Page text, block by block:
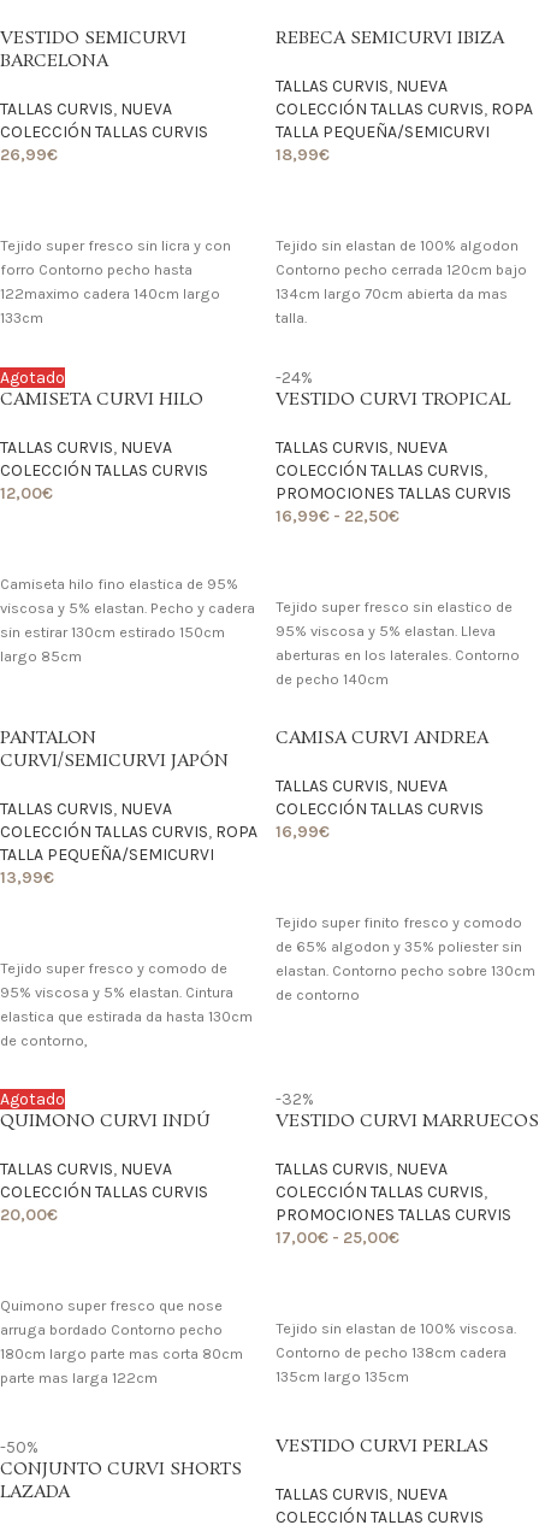
VESTIDO SEMICURVI
BARCELONA
TALLAS CURVIS, NUEVA
COLECCIÓN TALLAS CURVIS
26,99€
Tejido super fresco sin licra y con
forro Contorno pecho hasta
122maximo cadera 140cm largo
133cm
REBECA SEMICURVI IBIZA
TALLAS CURVIS, NUEVA
COLECCIÓN TALLAS CURVIS, ROPA
TALLA PEQUEÑA/SEMICURVI
18,99€
Tejido sin elastan de 100% algodon
Contorno pecho cerrada 120cm bajo
134cm largo 70cm abierta da mas
talla.
Agotado
CAMISETA CURVI HILO
TALLAS CURVIS, NUEVA
COLECCIÓN TALLAS CURVIS
12,00€
Camiseta hilo fino elastica de 95%
viscosa y 5% elastan. Pecho y cadera
sin estirar 130cm estirado 150cm
largo 85cm
-24%
VESTIDO CURVI TROPICAL
TALLAS CURVIS, NUEVA
COLECCIÓN TALLAS CURVIS,
PROMOCIONES TALLAS CURVIS
16,99€ - 22,50€
Tejido super fresco sin elastico de
95% viscosa y 5% elastan. Lleva
aberturas en los laterales. Contorno
de pecho 140cm
PANTALON
CURVI/SEMICURVI JAPÓN
TALLAS CURVIS, NUEVA
COLECCIÓN TALLAS CURVIS, ROPA
TALLA PEQUEÑA/SEMICURVI
13,99€
Tejido super fresco y comodo de
95% viscosa y 5% elastan. Cintura
elastica que estirada da hasta 130cm
de contorno,
CAMISA CURVI ANDREA
TALLAS CURVIS, NUEVA
COLECCIÓN TALLAS CURVIS
16,99€
Tejido super finito fresco y comodo
de 65% algodon y 35% poliester sin
elastan. Contorno pecho sobre 130cm
de contorno
Agotado
QUIMONO CURVI INDÚ
TALLAS CURVIS, NUEVA
COLECCIÓN TALLAS CURVIS
20,00€
Quimono super fresco que nose
arruga bordado Contorno pecho
180cm largo parte mas corta 80cm
parte mas larga 122cm
-32%
VESTIDO CURVI MARRUECOS
TALLAS CURVIS, NUEVA
COLECCIÓN TALLAS CURVIS,
PROMOCIONES TALLAS CURVIS
17,00€ - 25,00€
Tejido sin elastan de 100% viscosa.
Contorno de pecho 138cm cadera
135cm largo 135cm
-50%
CONJUNTO CURVI SHORTS
LAZADA
VESTIDO CURVI PERLAS
TALLAS CURVIS, NUEVA
COLECCIÓN TALLAS CURVIS